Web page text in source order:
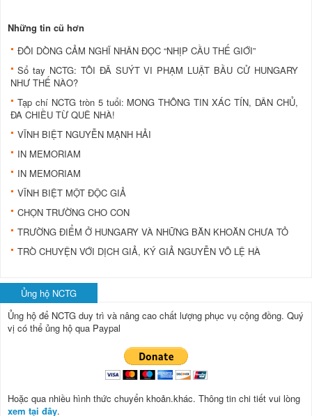
Những tin cũ hơn
ĐÔI DÒNG CẢM NGHĨ NHÂN ĐỌC “NHỊP CẦU THẾ GIỚI”
Sổ tay NCTG: TÔI ĐÃ SUÝT VI PHẠM LUẬT BẦU CỬ HUNGARY
NHƯ THẾ NÀO?
Tạp chí NCTG tròn 5 tuổi: MONG THÔNG TIN XÁC TÍN, DÂN CHỦ,
ĐA CHIỀU TỪ QUÊ NHÀ!
VĨNH BIỆT NGUYỄN MẠNH HẢI
IN MEMORIAM
IN MEMORIAM
VĨNH BIỆT MỘT ÐỘC GIẢ
CHỌN TRƯỜNG CHO CON
TRƯỜNG ÐIỂM Ở HUNGARY VÀ NHỮNG BĂN KHOĂN CHƯA TỎ
TRÒ CHUYỆN VỚI DỊCH GIẢ, KÝ GIẢ NGUYỄN VÕ LỆ HÀ
Ủng hộ NCTG
Ủng hộ để NCTG duy trì và nâng cao chất lượng phục vụ cộng đồng. Quý
vị có thể ủng hộ qua Paypal
Hoặc qua nhiều hình thức chuyển khoản.khác. Thông tin chi tiết vui lòng
xem tại đây.